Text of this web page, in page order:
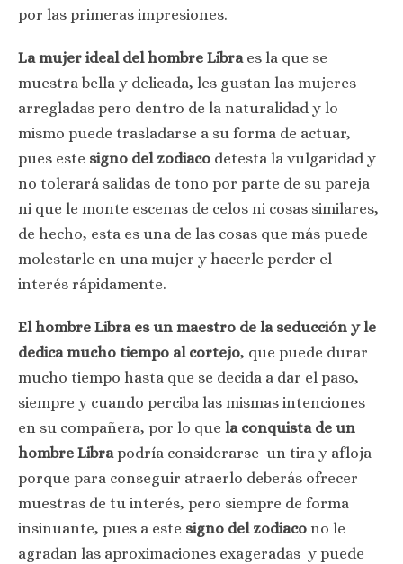
por las primeras impresiones.
La mujer ideal del hombre Libra es la que se
muestra bella y delicada, les gustan las mujeres
arregladas pero dentro de la naturalidad y lo
mismo puede trasladarse a su forma de actuar,
pues este signo del zodiaco detesta la vulgaridad y
no tolerará salidas de tono por parte de su pareja
ni que le monte escenas de celos ni cosas similares,
de hecho, esta es una de las cosas que más puede
molestarle en una mujer y hacerle perder el
interés rápidamente.
El hombre Libra es un maestro de la seducción y le
dedica mucho tiempo al cortejo, que puede durar
mucho tiempo hasta que se decida a dar el paso,
siempre y cuando perciba las mismas intenciones
en su compañera, por lo que la conquista de un
hombre Librapodría considerarse un tira y afloja
porque para conseguir atraerlo deberás ofrecer
muestras de tu interés, pero siempre de forma
insinuante, pues a este signo del zodiaco no le
agradan las aproximaciones exageradas y puede